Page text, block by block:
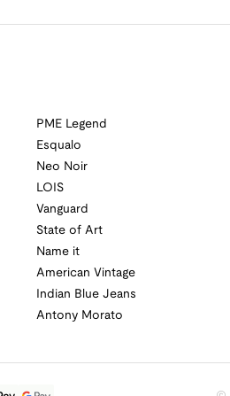
PME Legend
Esqualo
Neo Noir
LOIS
Vanguard
State of Art
Name it
American Vintage
Indian Blue Jeans
Antony Morato